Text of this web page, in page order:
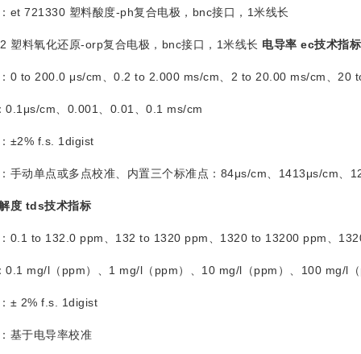
721330 塑料酸度-ph复合电极，bnc接口，1米线长
氧化还原-orp复合电极，bnc接口，1米线长 电导率 ec技术指标
0 to 200.0 μs/cm、0.2 to 2.000 ms/cm、2 to 20.00 ms/cm、20
cm、0.001、0.01、0.1 ms/cm
f.s. 1digist
单点或多点校准、内置三个标准点：84μs/cm、1413μs/cm、
度 tds技术指标
0.1 to 132.0 ppm、132 to 1320 ppm、1320 to 13200 ppm、
mg/l（ppm）、1 mg/l（ppm）、10 mg/l（ppm）、100 mg/l（
2% f.s. 1digist
于电导率校准